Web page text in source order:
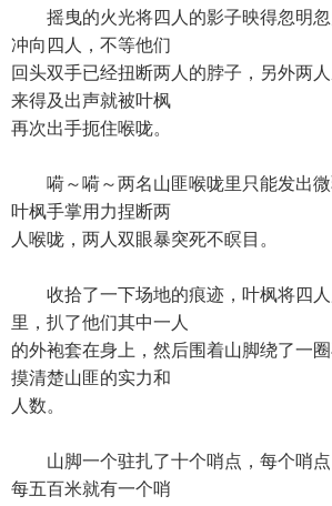
摇曳的火光将四人的影子映得忽明忽
冲向四人，不等他们
回头双手已经扭断两人的脖子，另外两
来得及出声就被叶枫
再次出手扼住喉咙。
嗬～嗬～两名山匪喉咙里只能发出微
叶枫手掌用力捏断两
人喉咙，两人双眼暴突死不瞑目。
收拾了一下场地的痕迹，叶枫将四人
里，扒了他们其中一人
的外袍套在身上，然后围着山脚绕了一
摸清楚山匪的实力和
人数。
山脚一个驻扎了十个哨点，每个哨点
每五百米就有一个哨